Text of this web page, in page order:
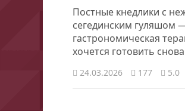
Постные кнедлики с
сегединским гуляшом
гастрономическая
хочется готовить
24.03.2026 177 5.0